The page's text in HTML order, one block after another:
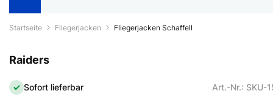
Startseite Fliegerjacken Fliegerjacken Schaffell
Raiders
Sofort lieferbar Art.-Nr.: SKU-